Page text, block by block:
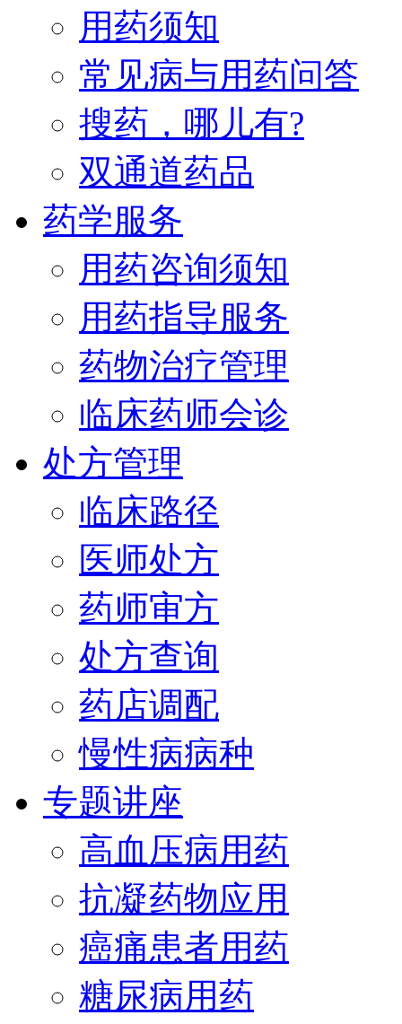
用药须知
常见病与用药问答
搜药，哪儿有?
双通道药品
药学服务
用药咨询须知
用药指导服务
药物治疗管理
临床药师会诊
处方管理
临床路径
医师处方
药师审方
处方查询
药店调配
慢性病病种
专题讲座
高血压病用药
抗凝药物应用
癌痛患者用药
糖尿病用药